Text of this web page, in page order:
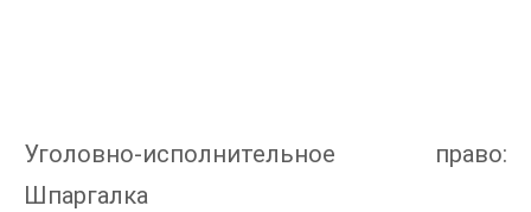
Уголовно-исполнительное право:
Шпаргалка